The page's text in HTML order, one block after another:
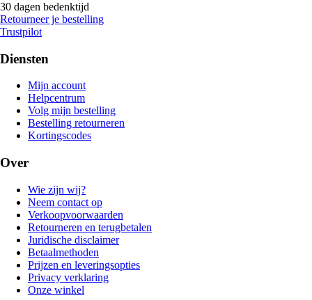
30 dagen bedenktijd
Retourneer je bestelling
Trustpilot
Diensten
Mijn account
Helpcentrum
Volg mijn bestelling
Bestelling retourneren
Kortingscodes
Over
Wie zijn wij?
Neem contact op
Verkoopvoorwaarden
Retourneren en terugbetalen
Juridische disclaimer
Betaalmethoden
Prijzen en leveringsopties
Privacy verklaring
Onze winkel